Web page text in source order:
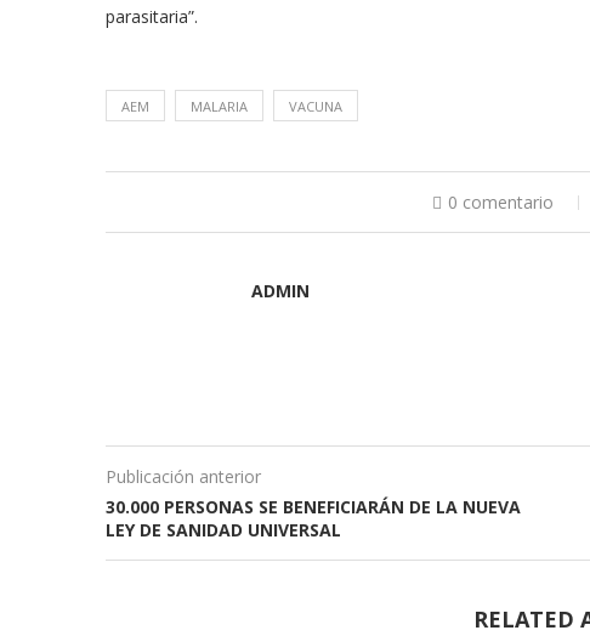
parasitaria”.
AEM MALARIA VACUNA
0 comentario
ADMIN
Publicación anterior
30.000 PERSONAS SE BENEFICIARÁN DE LA NUEVA
LEY DE SANIDAD UNIVERSAL
RELATED